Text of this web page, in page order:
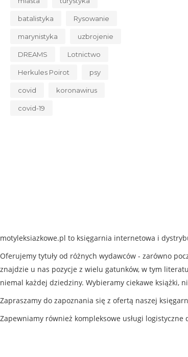
batalistyka Rysowanie
marynistyka uzbrojenie
DREAMS Lotnictwo
Herkules Poirot psy
covid koronawirus
covid-19
motyleksiazkowe.pl to księgarnia internetowa i
Oferujemy tytuły od różnych wydawców - zarówno
znajdzie u nas pozycje z wielu gatunków, w tym
niemal każdej dziedziny. Wybieramy ciekawe książki,
Zapraszamy do zapoznania się z ofertą naszej
Zapewniamy również kompleksowe usługi logistyczne